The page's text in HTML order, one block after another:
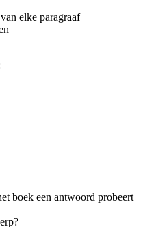
elke paragraaf
boek een antwoord probeert